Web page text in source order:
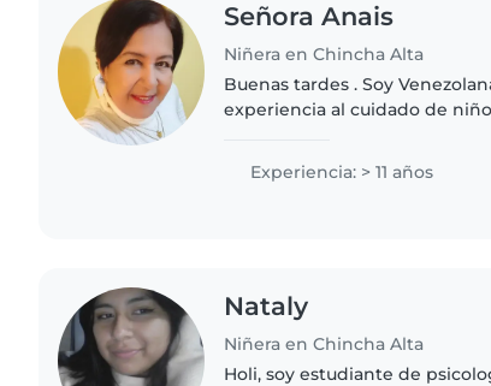
Señora Anais
Niñera en Chincha Alta
Buenas tardes . Soy
experiencia al cuidado de
con 15 niños a mi cargo...
Experiencia: > 11 años
Nataly
Niñera en Chincha Alta
Holi, soy estudiante de